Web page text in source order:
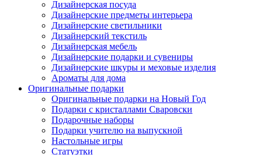
Дизайнерская посуда
Дизайнерские предметы интерьера
Дизайнерские светильники
Дизайнерский текстиль
Дизайнерская мебель
Дизайнерские подарки и сувениры
Дизайнерские шкуры и меховые изделия
Ароматы для дома
Оригинальные подарки
Оригинальные подарки на Новый Год
Подарки с кристаллами Сваровски
Подарочные наборы
Подарки учителю на выпускной
Настольные игры
Статуэтки